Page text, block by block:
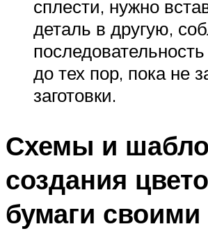
сплести, нужно
деталь в другую,
до тех пор, пока не
заготовки.
Схемы и
создания
бумаги